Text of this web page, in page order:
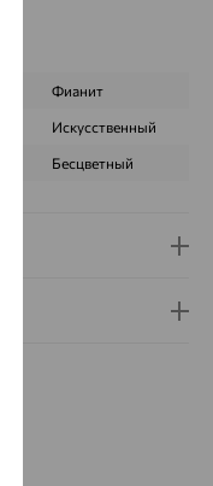
Фианит
Искусственный
Бесцветный